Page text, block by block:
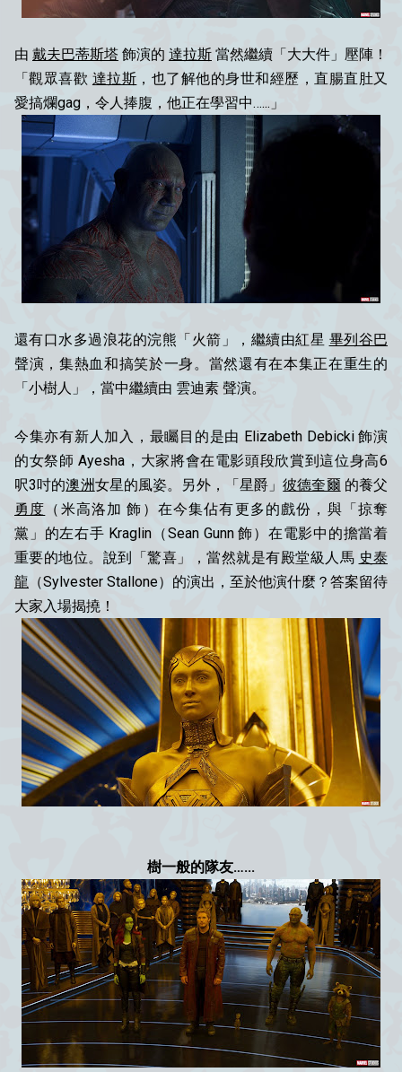
由 戴夫巴蒂斯塔 飾演的 達拉斯 當然繼續「大大件」壓陣！
「觀眾喜歡 達拉斯 ，也了解他的身世和經歷，直腸直肚又
愛搞爛gag，令人捧腹，他正在學習中…...」
還有口水多過浪花的浣熊「火箭」，繼續由紅星 畢列谷巴
聲演，集熱血和搞笑於一身。當然還有在本集正在重生的
「小樹人」，當中繼續由 雲迪素 聲演。
今集亦有新人加入，最矚目的是由 Elizabeth Debicki 飾演
的女祭師 Ayesha，大家將會在電影頭段欣賞到這位身高6
呎3吋的澳洲女星的風姿。另外，「星爵」彼德奎爾 的養父
勇度 （米高洛加 飾）在今集佔有更多的戲份，與「掠奪
黨」的左右手 Kraglin（Sean Gunn 飾）在電影中的擔當着
重要的地位。說到「驚喜」，當然就是有殿堂級人馬 史泰
龍 （Sylvester Stallone）的演出，至於他演什麼？答案留待
大家入場揭撓！
樹一般的隊友…...